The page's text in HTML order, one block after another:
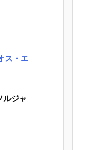
ス・エ
ルジャ